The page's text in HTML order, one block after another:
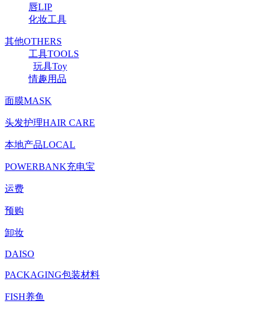
唇LIP
化妆工具
其他OTHERS
工具TOOLS
玩具Toy
情趣用品
面膜MASK
头发护理HAIR CARE
本地产品LOCAL
POWERBANK充电宝
运费
预购
卸妆
DAISO
PACKAGING包装材料
FISH养鱼